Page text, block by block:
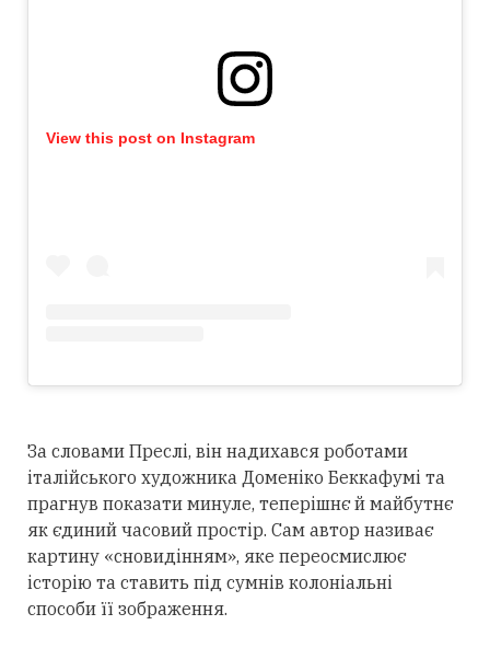
View this post on Instagram
За словами Преслі, він надихався роботами
італійського художника Доменіко Беккафумі та
прагнув показати минуле, теперішнє й майбутнє
як єдиний часовий простір. Сам автор називає
картину «сновидінням», яке переосмислює
історію та ставить під сумнів колоніальні
способи її зображення.